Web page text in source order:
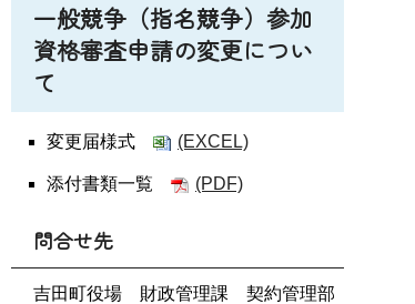
一般競争（指名競争）参加
資格審査申請の変更につい
て
変更届様式 (EXCEL)
添付書類一覧 (PDF)
問合せ先
吉田町役場 財政管理課 契約管理部